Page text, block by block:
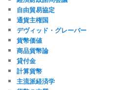
自由貿易協定
通貨主権国
デヴィッド・グレーバー
貨幣価値
商品貨幣論
貸付金
計算貨幣
主流派経済学